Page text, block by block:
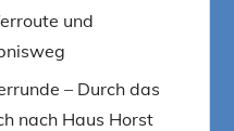
und
– Durch das
nach Haus Horst